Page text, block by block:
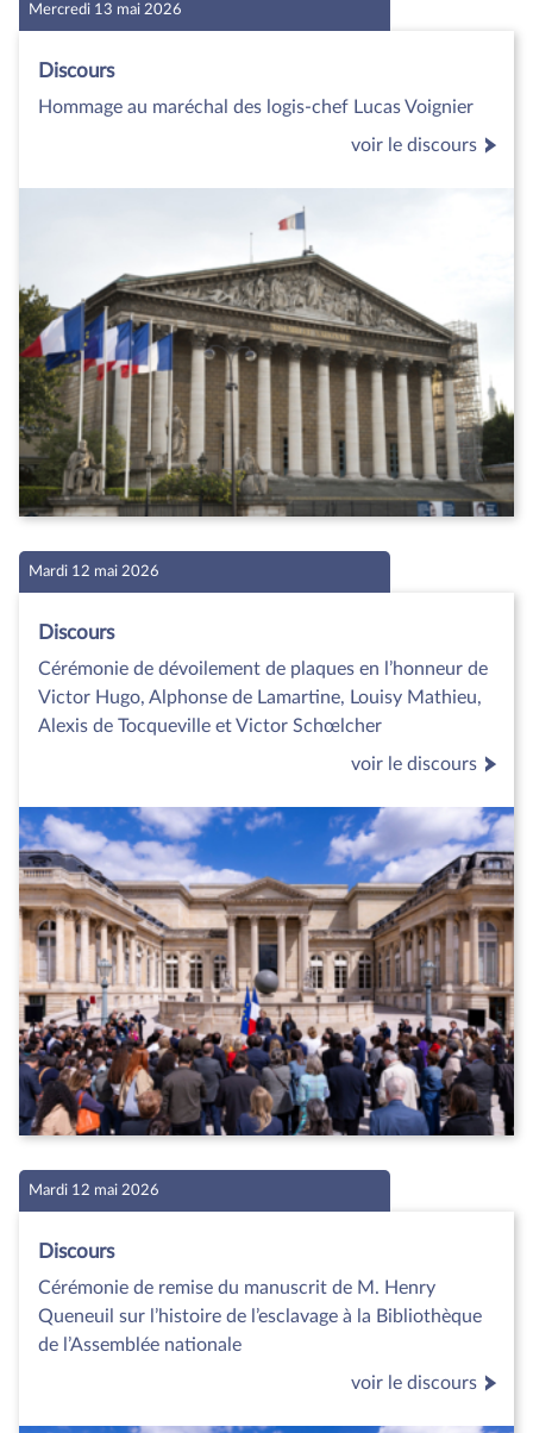
Mercredi 13 mai 2026
Discours
Hommage au maréchal des logis-chef Lucas Voignier
voir le discours
Mardi 12 mai 2026
Discours
Cérémonie de dévoilement de plaques en l’honneur de
Victor Hugo, Alphonse de Lamartine, Louisy Mathieu,
Alexis de Tocqueville et Victor Schœlcher
voir le discours
Mardi 12 mai 2026
Discours
Cérémonie de remise du manuscrit de M. Henry
Queneuil sur l’histoire de l’esclavage à la Bibliothèque
de l’Assemblée nationale
voir le discours